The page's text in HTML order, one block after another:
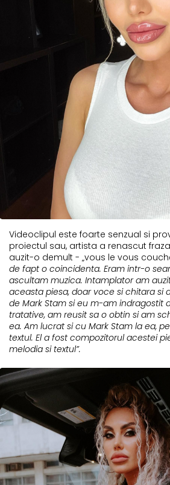
Videoclipul este foarte senzual si
proiectul sau, artista a renascut
auzit-o demult - „vous le vous
de fapt o coincidenta. Eram intr-o
ascultam muzica. Intamplator am
aceasta piesa, doar voce si chitara si
de Mark Stam si eu m-am indragostit
tratative, am reusit sa o obtin si am
ea. Am lucrat si cu Mark Stam la ea,
textul. El a fost compozitorul acestei
melodia si textul”.